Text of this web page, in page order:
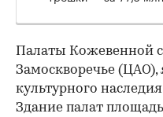
Палаты Кожевенной
Замоскворечье
культурного
Здание палат